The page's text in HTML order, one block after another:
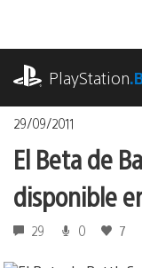
contenido
PlayStation
29/09/2011
El Beta de
disponible
29 0 7